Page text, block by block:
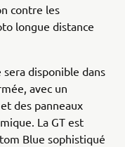
contre les
longue distance
disponible dans
avec un
des panneaux
La GT est
Blue sophistiqué